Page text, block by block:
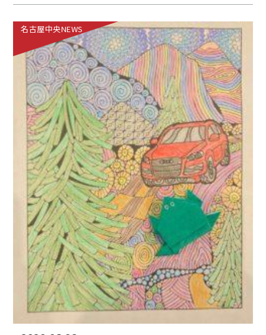
名古屋中央NEWS